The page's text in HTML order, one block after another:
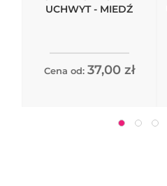
UCHWYT - MIEDŹ
Cena od: 37,00 zł